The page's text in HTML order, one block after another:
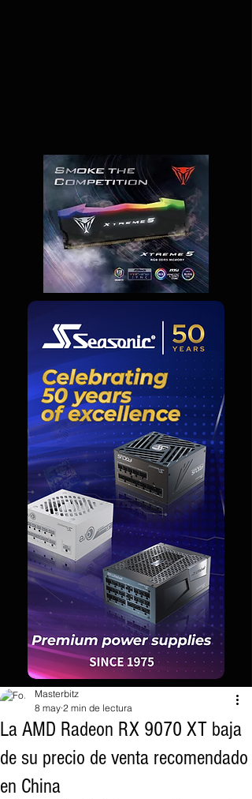
La AMD Radeon RX 9070 XT baja
de su precio de venta recomendado
en China
Masterbitz
8 may 2 min de lectura